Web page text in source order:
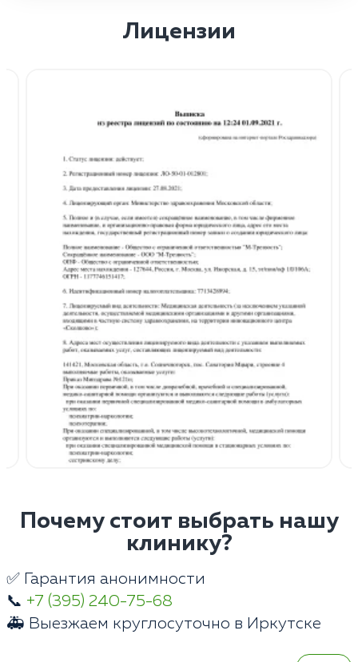
Лицензии
Почему стоит выбрать нашу
клинику?
✅ Гарантия анонимности
📞 +7 (395) 240-75-68
🚑 Выезжаем круглосуточно в Иркутске